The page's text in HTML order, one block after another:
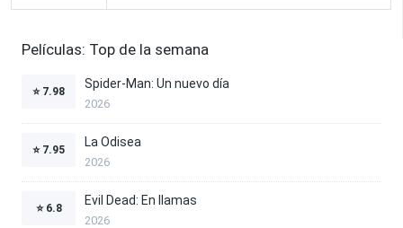
Películas: Top de la semana
⭐ 7.98
Spider-Man: Un nuevo día
2026
⭐ 7.95
La Odisea
2026
⭐ 6.8
Evil Dead: En llamas
2026